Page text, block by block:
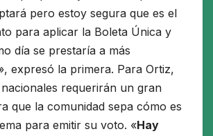
pero estoy segura que es el
para aplicar la Boleta Única y
día se prestaría a más
expresó la primera. Para Ortiz,
requerirán un gran
que la comunidad sepa cómo es
para emitir su voto. «Hay